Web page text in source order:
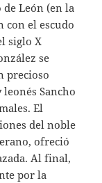
León (en la
con el escudo
siglo X
se
precioso
Sancho
El
del noble
ofreció
Al final,
por la